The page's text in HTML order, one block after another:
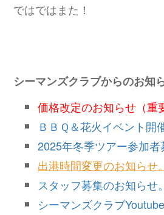
ではではまた！
シーマンズクラブからのお知
価格改定のお知らせ（重
ＢＢＱ＆花火イベント開
2025年冬季ツアー参加者
出港時間変更のお知らせ
スタッフ募集のお知らせ。
シーマンズクラブ